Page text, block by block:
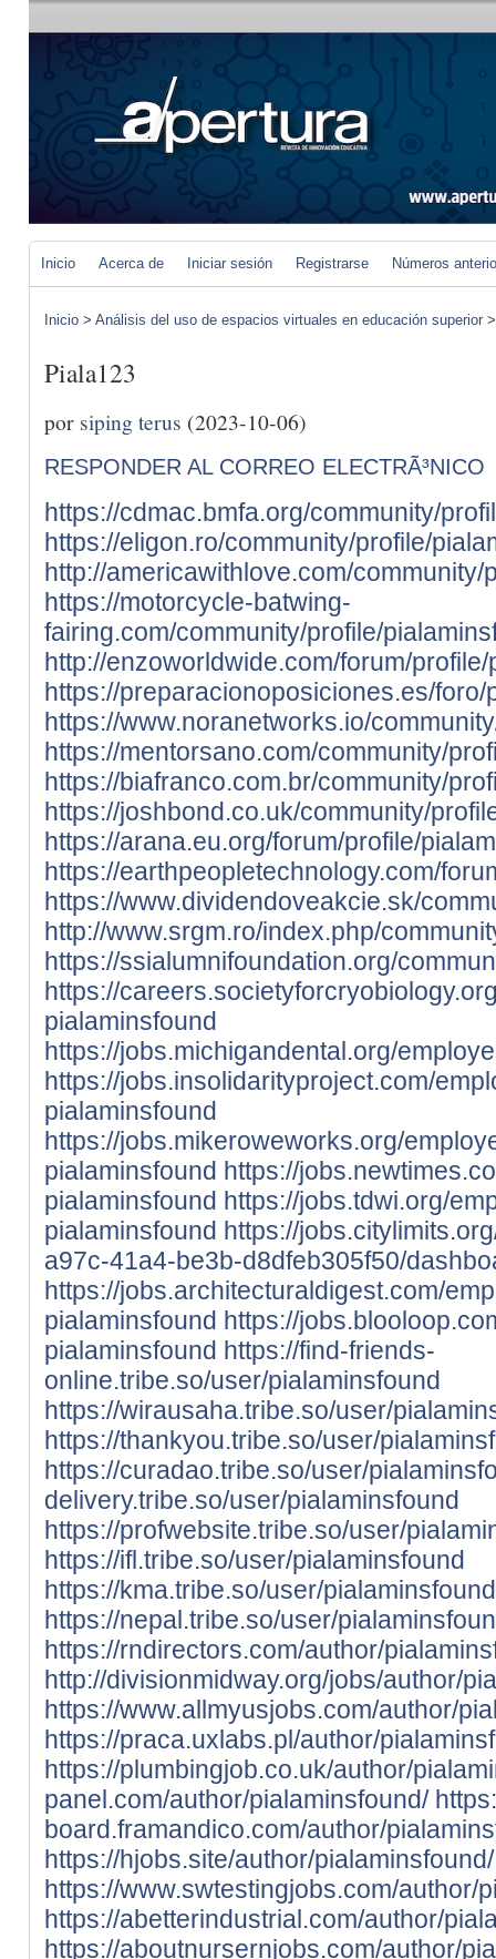
Inicio Acerca de Iniciar sesión Registrarse Números
Inicio > Análisis del uso de espacios virtuales en educación superior
Piala123
por siping terus (2023-10-06)
RESPONDER AL CORREO ELECTRÃ³NICO
https://cdmac.bmfa.org/community/
https://eligon.ro/community/profile/
http://americawithlove.com/community/
https://motorcycle-batwing-
fairing.com/community/profile/
http://enzoworldwide.com/forum/
https://preparacionoposiciones.es/
https://www.noranetworks.io/
https://mentorsano.com/community/
https://biafranco.com.br/community/
https://joshbond.co.uk/community/
https://arana.eu.org/forum/profile/
https://earthpeopletechnology.com/
https://www.dividendoveakcie.sk/
http://www.srgm.ro/index.php/
https://ssialumnifoundation.org/
https://
pialaminsfound
https://jobs.michigandental.org/
https://jobs.insolidarityproject.com/
pialaminsfound
https://jobs.mikeroweworks.org/
pialaminsfound https://
pialaminsfound https://jobs.tdwi.org/
pialaminsfound https://
a97c-41a4-be3b-d8dfeb305f50/
https://jobs.architecturaldigest.com/
pialaminsfound https://
pialaminsfound https://find-friends-
online.tribe.so/user/pialaminsfound
https://wirausaha.tribe.so/user/
https://thankyou.tribe.so/user/
https://curadao.tribe.so/user/
delivery.tribe.so/user/pialaminsfound
https://profwebsite.tribe.so/user/
https://ifl.tribe.so/user/pialaminsfound
https://kma.tribe.so/user/pialaminsfound
https://nepal.tribe.so/user/
https://rndirectors.com/author/
http://divisionmidway.org/jobs/author/
https://www.allmyusjobs.com/author/
https://praca.uxlabs.pl/author/
https://plumbingjob.co.uk/author/
panel.com/author/pialaminsfound/
board.framandico.com/author/
https://hjobs.site/author/pialaminsfound/
https://www.swtestingjobs.com/author/
https://abetterindustrial.com/author/
https://aboutnursernjobs.com/author/